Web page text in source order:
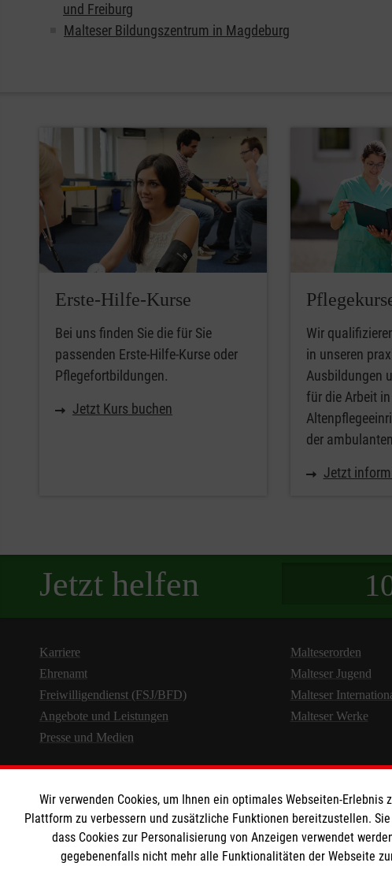
und Freiburg
Malteser Bildungszentrum in Magdeburg
Erste-Hilfe-Kurse
Bei uns finden Sie die für Sie
passenden Erste-Hilfe-Kurse oder
Pflegefortbildungen.
Jetzt Kurs buchen
Wir
in unseren
Ausbildungen
für die Arbeit
der
Jetzt
Jetzt helfen
Karriere
Ehrenamt
Freiwilligendienst (FSJ/BFD)
Angebote und Leistungen
Presse und Medien
Malteserorden
Malteser Jugend
Malteser
Malteser Werke
Wir verwenden Cookies, um Ihnen ein optimales Webseiten-
Plattform zu verbessern und zusätzliche Funktionen bereitzustellen.
dass Cookies zur Personalisierung von Anzeigen verwendet
gegebenenfalls nicht mehr alle Funktionalitäten der Webseite